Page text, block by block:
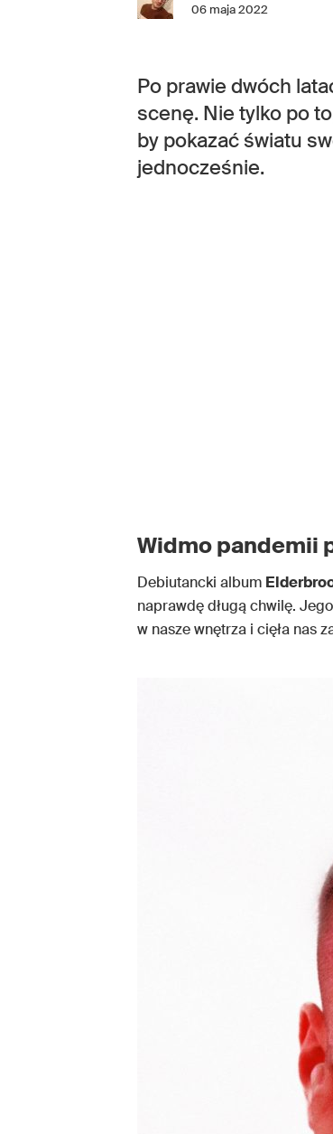
06 maja 2022
Po prawie dwóch
scenę. Nie tylko po
by pokazać światu
jednocześnie.
Widmo pandemii
Debiutancki album
naprawdę długą chwilę.
w nasze wnętrza i cięła nas